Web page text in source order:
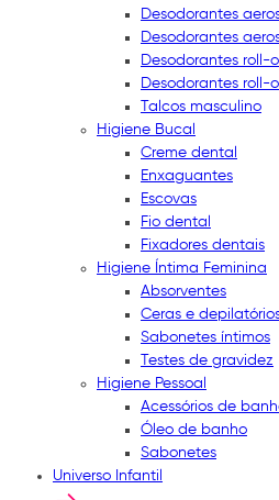
Desodorantes
Desodorantes
Desodorantes roll-
Desodorantes roll-
Talcos masculino
Higiene Bucal
Creme dental
Enxaguantes
Escovas
Fio dental
Fixadores dentais
Higiene Íntima Feminina
Absorventes
Ceras e
Sabonetes íntimos
Testes de gravidez
Higiene Pessoal
Acessórios de
Óleo de banho
Sabonetes
Universo Infantil